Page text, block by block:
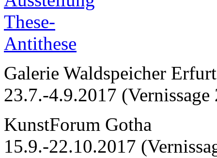
Galerie Waldspeicher Erfurt
23.7.-4.9.2017
KunstForum Gotha
15.9.-22.10.2017